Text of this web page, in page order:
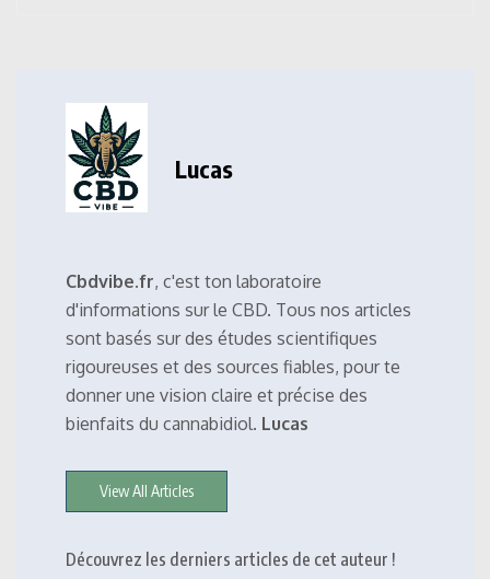
Lucas
Cbdvibe.fr, c'est ton laboratoire
d'informations sur le CBD. Tous nos articles
sont basés sur des études scientifiques
rigoureuses et des sources fiables, pour te
donner une vision claire et précise des
bienfaits du cannabidiol. Lucas
View All Articles
Découvrez les derniers articles de cet auteur !